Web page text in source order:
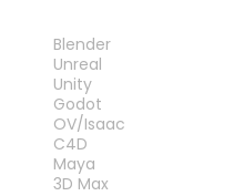
Blender
Unreal
Unity
Godot
OV/Isaac
C4D
Maya
3D Max